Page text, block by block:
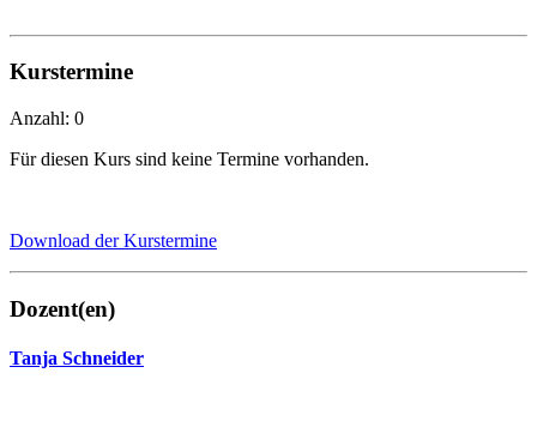
Kurstermine
Anzahl: 0
Für diesen Kurs sind keine Termine vorhanden.
Download der Kurstermine
Dozent(en)
Tanja Schneider